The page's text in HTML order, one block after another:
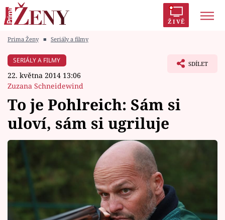
ŽIVĚ
Módní alarm
Témata
Vztahy
Seriály
Prima Ženy ■ Seriály a filmy
SERIÁLY A FILMY
22. května 2014 13:06
Zuzana Schneidewind
SDÍLET
To je Pohlreich: Sám si
uloví, sám si ugriluje